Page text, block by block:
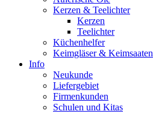
Kerzen & Teelichter
Kerzen
Teelichter
Küchenhelfer
Keimgläser & Keimsaaten
Info
Neukunde
Liefergebiet
Firmenkunden
Schulen und Kitas